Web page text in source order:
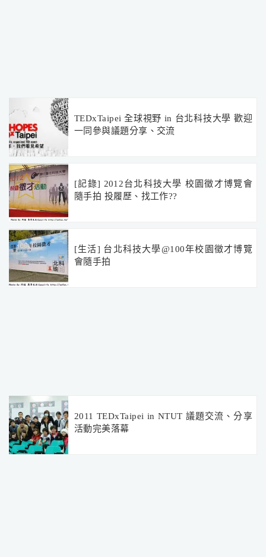
TEDxTaipei 全球視野 in 台北科技大學 歡迎
一同參與議題分享、交流
[記錄] 2012台北科技大學 校園徵才博覽會
隨手拍 投履歷、找工作??
[生活] 台北科技大學@100年校園徵才博覽
會隨手拍
2011 TEDxTaipei in NTUT 議題交流、分享
活動完美落幕